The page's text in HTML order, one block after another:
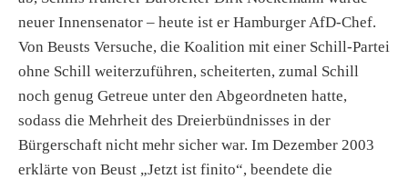
neuer Innensenator – heute ist er Hamburger AfD-Chef.
Von Beusts Versuche, die Koalition mit einer Schill-Partei
ohne Schill weiterzuführen, scheiterten, zumal Schill
noch genug Getreue unter den Abgeordneten hatte,
sodass die Mehrheit des Dreierbündnisses in der
Bürgerschaft nicht mehr sicher war. Im Dezember 2003
erklärte von Beust „Jetzt ist finito“, beendete die